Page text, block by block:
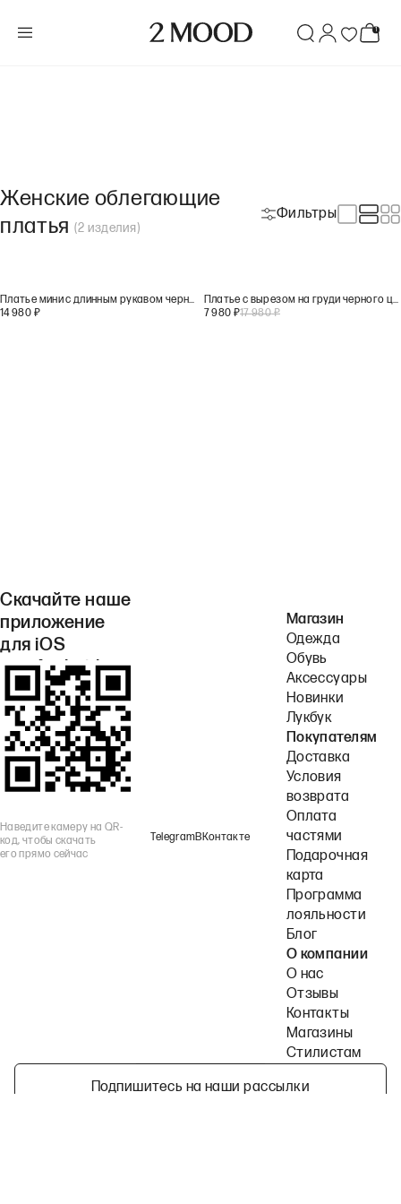
Женские облегающие
платья (2 изделия)
Фильтры
Платье мини с длинным рукавом черного цвета
14 980 ₽
Платье с вырезом на груди черного цвета
7 980 ₽17 980₽
Скачайте наше
приложение
для iOS
или Android.
Наведите камеру на QR-
код, чтобы скачать
его прямо сейчас
TelegramВКонтакте
Магазин
Одежда
Обувь
Аксессуары
Новинки
Лукбук
Покупателям
Доставка
Условия
возврата
Оплата
частями
Подарочная
карта
Программа
лояльности
Блог
О компании
О нас
Отзывы
Контакты
Магазины
Стилистам
Подпишитесь на наши рассылки